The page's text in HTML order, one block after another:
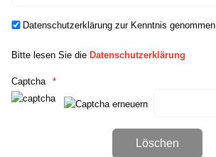
Datenschutzerklärung zur Kenntnis genommen
Bitte lesen Sie die Datenschutzerklärung
Captcha